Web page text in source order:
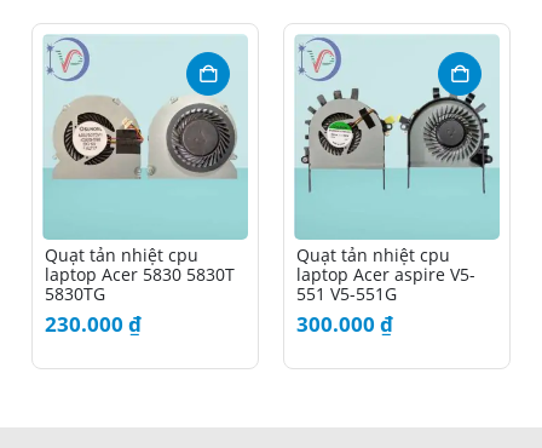
Quạt tản nhiệt cpu
laptop Acer 5830 5830T
5830TG
230.000 ₫
Quạt tản nhiệt cpu
laptop Acer aspire V5-
551 V5-551G
300.000 ₫